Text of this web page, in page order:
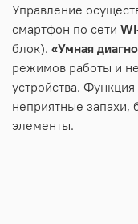
Управление
смартфон по сети
блок). «Умная
режимов работы и
устройства.
неприятные запахи,
элементы.